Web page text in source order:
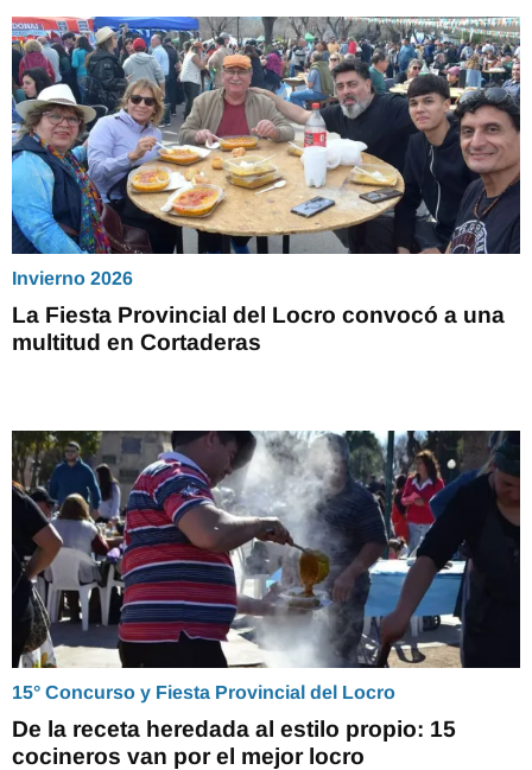
Invierno 2026
La Fiesta Provincial del Locro convocó a una
multitud en Cortaderas
15° Concurso y Fiesta Provincial del Locro
De la receta heredada al estilo propio: 15
cocineros van por el mejor locro